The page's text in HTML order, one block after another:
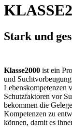
Stark und
Klasse2000 ist ein
und
Lebenskompetenzen
Schutzfaktoren vor
bekommen die
Kompetenzen zu
können, damit es